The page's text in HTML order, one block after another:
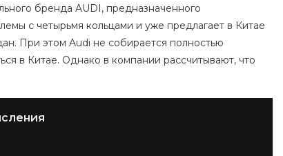
бренда AUDI, предназначенного
с четырьмя кольцами и уже предлагает в Китае
При этом Audi не собирается полностью
в Китае. Однако в компании рассчитывают, что